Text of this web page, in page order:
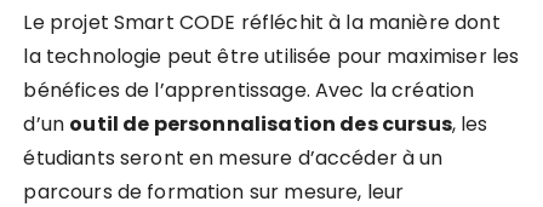
Le projet Smart CODE réfléchit à la manière dont
la technologie peut être utilisée pour maximiser les
bénéfices de l’apprentissage. Avec la création
d’un outil de personnalisation descursus, les
étudiants seront en mesure d’accéder à un
parcours de formation sur mesure, leur